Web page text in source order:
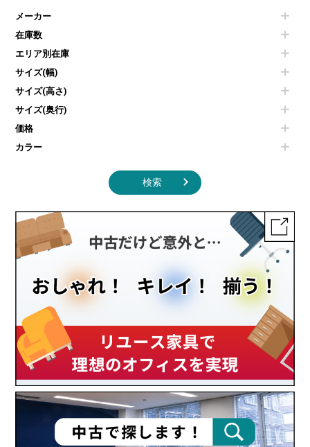
その他OA機器
コートハンガー・ポールハンガー
傘立て
食器棚・キッチンキャビネット
カタログスタンド
オフィスアクセサリーその他
カウンターテーブル
センターテーブル・サイドテーブル
ベンチ・スツール
ソファ
シェルフ
ダストボックス（ゴミ箱）
インテリア家具その他
冷蔵庫・洗濯機
空気清浄機・加湿器
液晶テレビ・モニター類
エアコン
掃除機
季節家電
メーカー
在庫数
エリア別在庫
サイズ(幅)
サイズ(高さ)
サイズ(奥行)
価格
カラー
検索